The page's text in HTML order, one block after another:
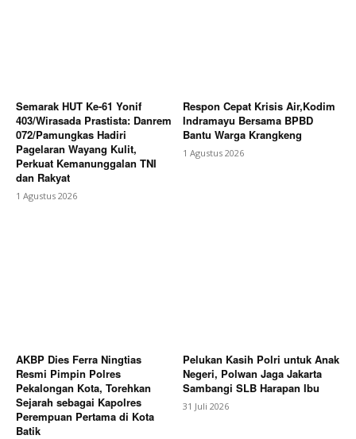
Semarak HUT Ke-61 Yonif
403/Wirasada Prastista: Danrem
072/Pamungkas Hadiri
Pagelaran Wayang Kulit,
Perkuat Kemanunggalan TNI
dan Rakyat
1 Agustus 2026
Respon Cepat Krisis Air,Kodim
Indramayu Bersama BPBD
Bantu Warga Krangkeng
1 Agustus 2026
AKBP Dies Ferra Ningtias
Resmi Pimpin Polres
Pekalongan Kota, Torehkan
Sejarah sebagai Kapolres
Perempuan Pertama di Kota
Batik
Pelukan Kasih Polri untuk Anak
Negeri, Polwan Jaga Jakarta
Sambangi SLB Harapan Ibu
31 Juli 2026